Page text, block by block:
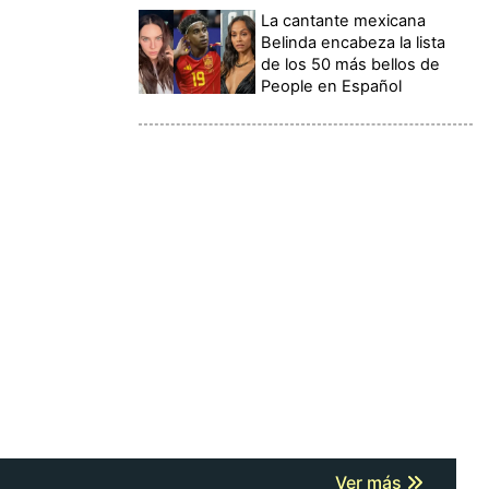
La cantante mexicana
Belinda encabeza la lista
de los 50 más bellos de
People en Español
Ver más